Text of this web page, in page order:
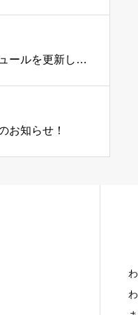
5,6月のWS、昼活スケジュールを更新しました♫
お知らせ！